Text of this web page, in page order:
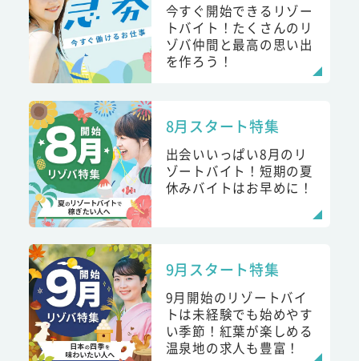
今すぐ開始できるリゾー
トバイト！たくさんのリ
ゾバ仲間と最高の思い出
を作ろう！
8月スタート特集
出会いいっぱい8月のリ
ゾートバイト！短期の夏
休みバイトはお早めに！
9月スタート特集
9月開始のリゾートバイ
トは未経験でも始めやす
い季節！紅葉が楽しめる
温泉地の求人も豊富！